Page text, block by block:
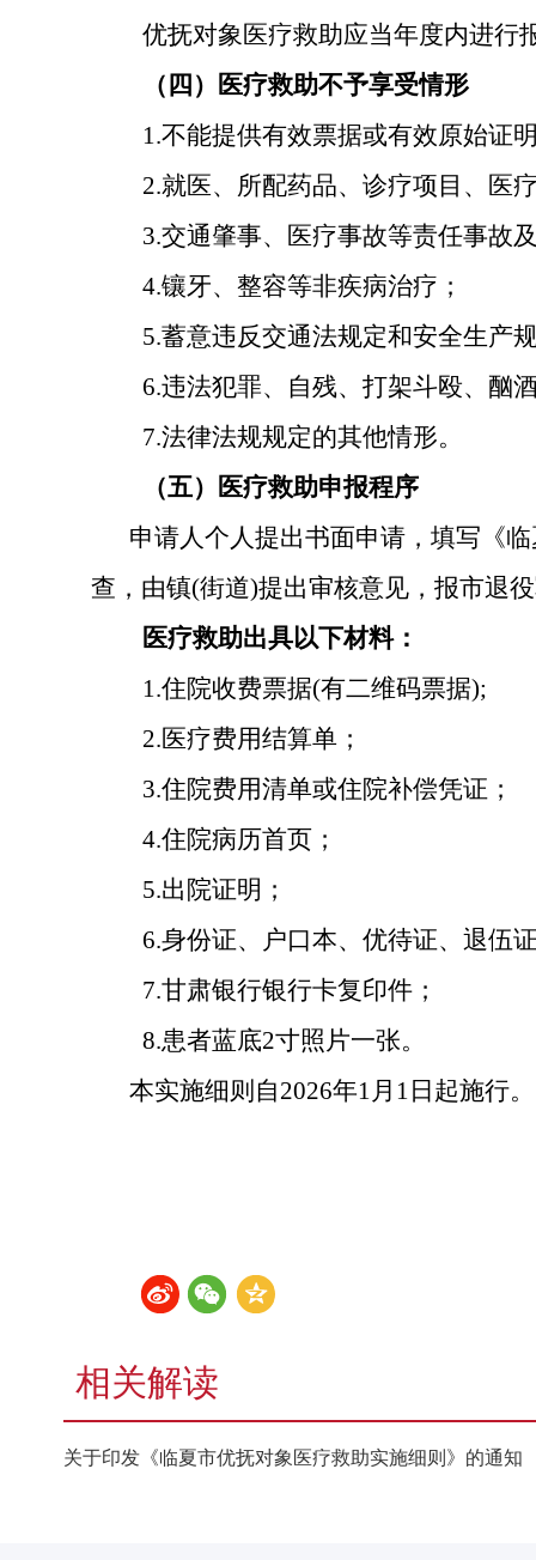
优抚对象医疗救助应当年度内进行
（四）医疗救助不予享受情形
1.不能提供有效票据或有效原始证
2.就医、所配药品、诊疗项目、医
3.交通肇事、医疗事故等责任事故
4.镶牙、整容等非疾病治疗；
5.蓄意违反交通法规定和安全生产
6.违法犯罪、自残、打架斗殴、酗
7.法律法规规定的其他情形。
（五）医疗救助申报程序
申请人个人提出书面申请，填写《
查，由镇(街道)提出审核意见，报市退
医疗救助出具以下材料：
1.住院收费票据(有二维码票据);
2.医疗费用结算单；
3.住院费用清单或住院补偿凭证；
4.住院病历首页；
5.出院证明；
6.身份证、户口本、优待证、退伍
7.甘肃银行银行卡复印件；
8.患者蓝底2寸照片一张。
本实施细则自2026年1月1日起施行。
相关解读
关于印发《临夏市优抚对象医疗救助实施细则》的通知